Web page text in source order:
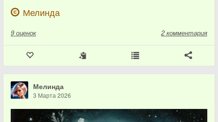
Мелинда
9 оценок 2 комментария
Мелинда
3 Марта 2026